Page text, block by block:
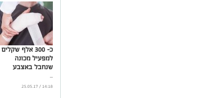
כ- 300 אלף שקלים
למפעיל מכונה
שנחבל באצבע
...
14:18 / 25.05.17